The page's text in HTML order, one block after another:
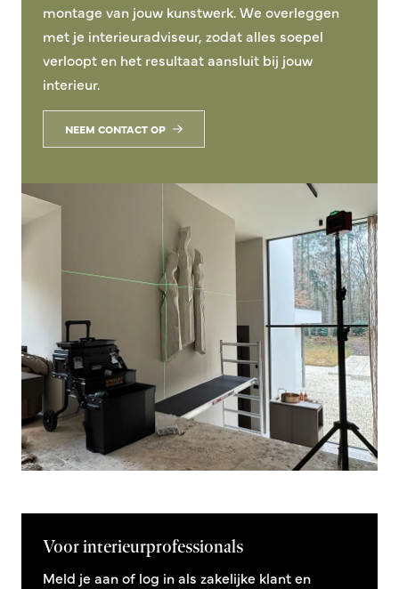
montage van jouw kunstwerk. We overleggen
met je interieuradviseur, zodat alles soepel
verloopt en het resultaat aansluit bij jouw
interieur.
NEEM CONTACT OP
Voor interieurprofessionals
Meld je aan of log in als zakelijke klant en